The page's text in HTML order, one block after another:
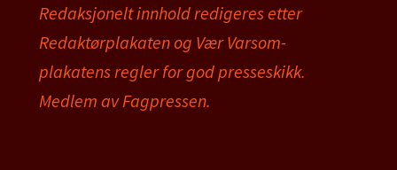
Redaksjonelt innhold redigeres etter
Redaktørplakaten og Vær Varsom-
plakatens regler for god presseskikk.
Medlem av Fagpressen.